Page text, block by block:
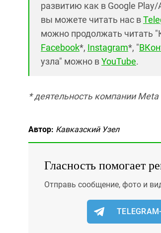
развитию как в Google Play/
вы можете читать нас в
можно продолжать читать
Facebook*, Instagram*, "
узла" можно вYouTube.
* деятельность компании
Автор: Кавказский Узел
Гласность помогает
Отправь сообщение, фото и